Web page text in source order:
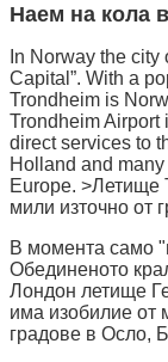
Наем на кола
In Norway the
Capital”. With a
Trondheim is
Trondheim
direct services to
Holland and
Europe. >Летище
мили източно от
В момента само
Обединеното
Лондон летище
има изобилие от
градове в Осло,